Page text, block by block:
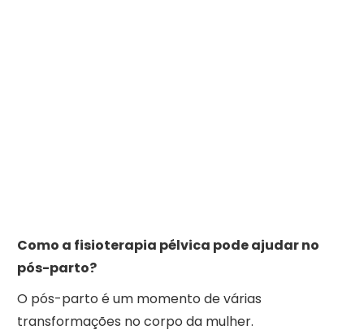
Como a fisioterapia pélvica pode ajudar no
pós-parto?
O pós-parto é um momento de várias
transformações no corpo da mulher.